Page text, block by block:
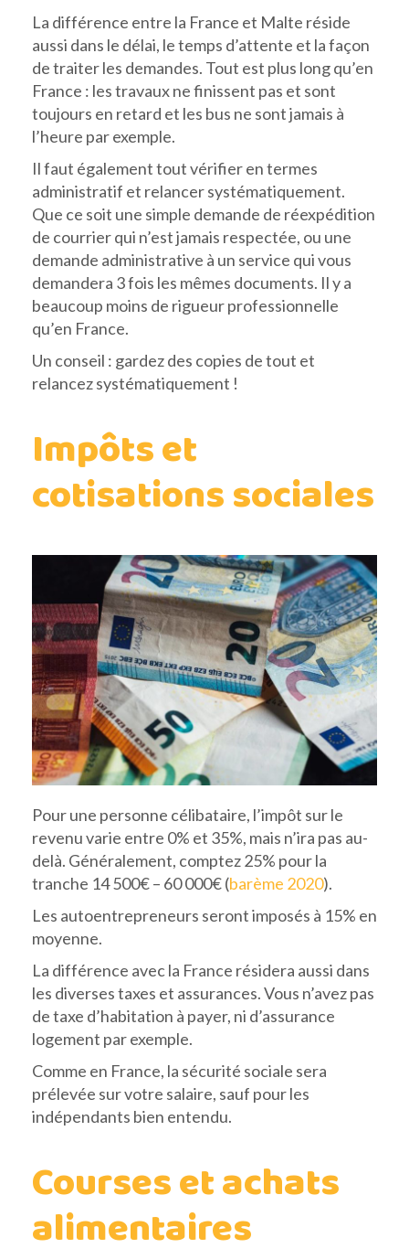
La différence entre la France et Malte réside
aussi dans le délai, le temps d’attente et la façon
de traiter les demandes. Tout est plus long qu’en
France : les travaux ne finissent pas et sont
toujours en retard et les bus ne sont jamais à
l’heure par exemple.
Il faut également tout vérifier en termes
administratif et relancer systématiquement.
Que ce soit une simple demande de réexpédition
de courrier qui n’est jamais respectée, ou une
demande administrative à un service qui vous
demandera 3 fois les mêmes documents. Il y a
beaucoup moins de rigueur professionnelle
qu’en France.
Un conseil : gardez des copies de tout et
relancez systématiquement !
Impôts et
cotisations sociales
Pour une personne célibataire, l’impôt sur le
revenu varie entre 0% et 35%, mais n’ira pas au-
delà. Généralement, comptez 25% pour la
tranche 14 500€ – 60 000€ (barème 2020).
Les autoentrepreneurs seront imposés à 15% en
moyenne.
La différence avec la France résidera aussi dans
les diverses taxes et assurances. Vous n’avez pas
de taxe d’habitation à payer, ni d’assurance
logement par exemple.
Comme en France, la sécurité sociale sera
prélevée sur votre salaire, sauf pour les
indépendants bien entendu.
Courses et achats
alimentaires